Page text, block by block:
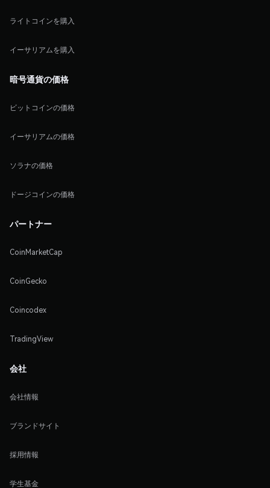
ライトコインを購入
イーサリアムを購入
暗号通貨の価格
ビットコインの価格
イーサリアムの価格
ソラナの価格
ドージコインの価格
パートナー
CoinMarketCap
CoinGecko
Coincodex
TradingView
会社
会社情報
ブランドサイト
採用情報
学生基金